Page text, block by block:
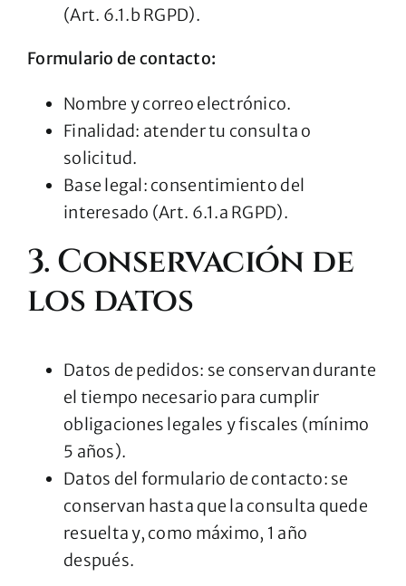
(Art. 6.1.b RGPD).
Formulario de contacto:
Nombre y correo electrónico.
Finalidad: atender tu consulta o
solicitud.
Base legal: consentimiento del
interesado (Art. 6.1.a RGPD).
3. Conservación de
los datos
Datos de pedidos: se conservan durante
el tiempo necesario para cumplir
obligaciones legales y fiscales (mínimo
5 años).
Datos del formulario de contacto: se
conservan hasta que la consulta quede
resuelta y, como máximo, 1 año
después.